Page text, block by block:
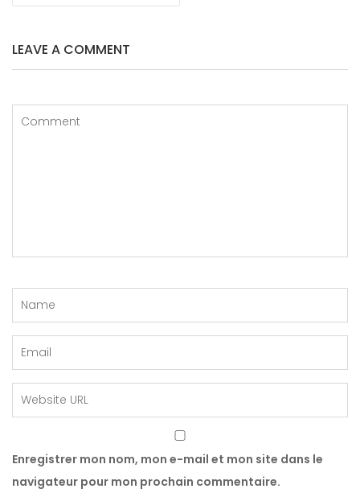
LEAVE A COMMENT
Enregistrer mon nom, mon e-mail et mon site dans le
navigateur pour mon prochain commentaire.